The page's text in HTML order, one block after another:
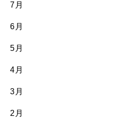
7月
6月
5月
4月
3月
2月